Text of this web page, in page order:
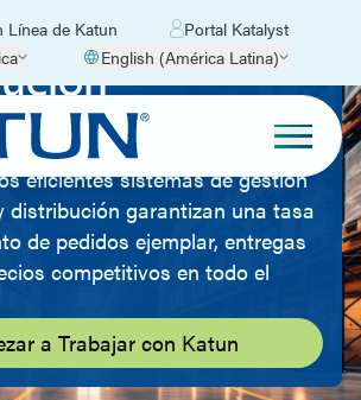
Línea de Katun
Portal Katalyst
English (América Latina)
distribución y logística de Katun
clientes el mejor servicio del
eficientes sistemas de gestión
distribución garantizan una tasa
de pedidos ejemplar, entregas
competitivos en todo el
a Trabajar con Katun